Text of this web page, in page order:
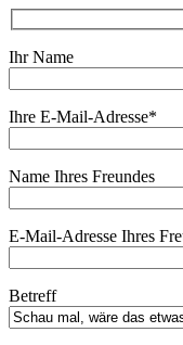
Ihr Name
Ihre E-Mail-Adresse*
Name Ihres Freundes
E-Mail-Adresse Ihres
Betreff